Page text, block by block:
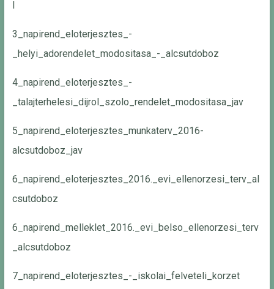
3_napirend_eloterjesztes_-
_helyi_adorendelet_modositasa_-_alcsutdoboz
4_napirend_eloterjesztes_-
_talajterhelesi_dijrol_szolo_rendelet_modositasa_jav
5_napirend_eloterjesztes_munkaterv_2016-
alcsutdoboz_jav
6_napirend_eloterjesztes_2016._evi_ellenorzesi_terv_al
csutdoboz
6_napirend_melleklet_2016._evi_belso_ellenorzesi_terv
_alcsutdoboz
7_napirend_eloterjesztes_-_iskolai_felveteli_korzet